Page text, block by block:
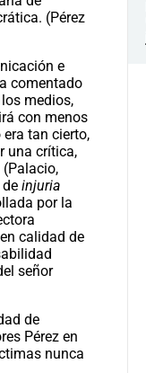
(Pérez
e
comentado
medios,
con menos
tan cierto,
una crítica,
deinjuria
por la
calidad de
señor
de
Pérez en
nunca